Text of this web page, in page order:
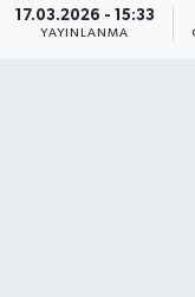
17.03.2026 - 15:33
YAYINLANMA